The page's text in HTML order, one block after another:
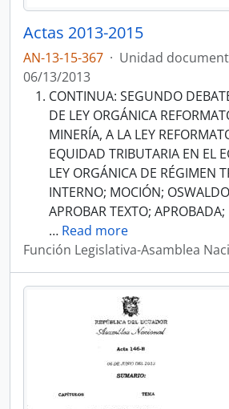
Actas 2013-2015
AN-13-15-367 · Unidad
06/13/2013
CONTINUA: SEGUNDO
DE LEY ORGÁNICA
MINERÍA, A LA LEY
EQUIDAD TRIBUTARIA EN EL
LEY ORGÁNICA DE RÉGIMEN
INTERNO; MOCIÓN;
APROBAR TEXTO; APROBADA;
… Read more
Función Legislativa-Asamblea